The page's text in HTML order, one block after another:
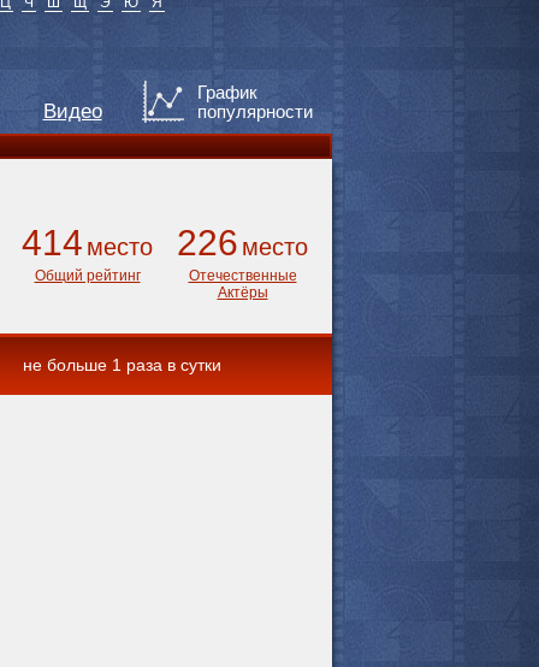
Видео
График
популярности
414 место
Общий рейтинг
226 место
Отечественные
Актёры
не больше 1 раза в сутки